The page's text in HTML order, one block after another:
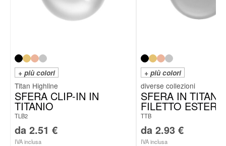
+ più colori
Titan Highline
SFERA CLIP-IN IN
TITANIO
TLB2
da 2.51 €
IVA inclusa
+ più colori
SFERA IN
FILETTO
TTB
da 2.93 €
IVA inclusa